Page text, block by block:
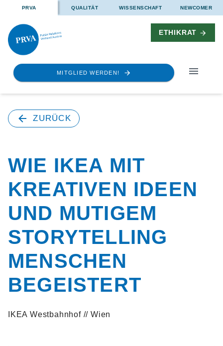
PRVA QUALITÄT WISSENSCHAFT NEWCOMER
ETHIKRAT
MITGLIED WERDEN!
ZURÜCK
WIE IKEA MIT
KREATIVEN IDEEN
UND MUTIGEM
STORYTELLING
MENSCHEN
BEGEISTERT
IKEA Westbahnhof // Wien